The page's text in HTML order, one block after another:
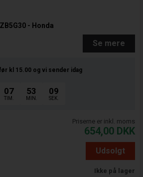
- Honda
Se mere
kl 15.00 og vi sender idag
07
TIM.
53
MIN.
08
SEK.
Priserne er inkl. moms
654,00 DKK
Udsolgt
Ikke på lager